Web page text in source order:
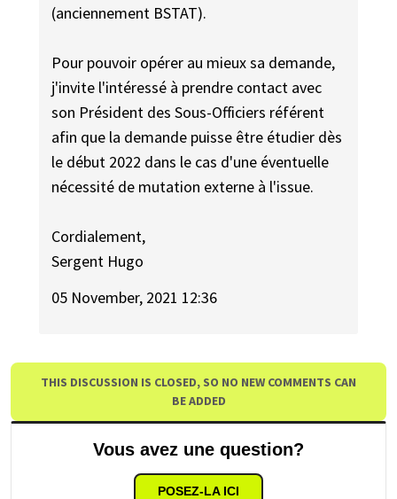
(anciennement BSTAT).
Pour pouvoir opérer au mieux sa demande,
j'invite l'intéressé à prendre contact avec
son Président des Sous-Officiers référent
afin que la demande puisse être étudier dès
le début 2022 dans le cas d'une éventuelle
nécessité de mutation externe à l'issue.
Cordialement,
Sergent Hugo
05 November, 2021 12:36
THIS DISCUSSION IS CLOSED, SO NO NEW COMMENTS CAN
BE ADDED
Vous avez une question?
POSEZ-LA ICI